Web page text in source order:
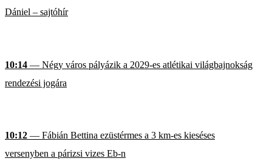
Dániel – sajtóhír
10:14 — Négy város pályázik a 2029-es atlétikai világbajnokság
rendezési jogára
10:12 — Fábián Bettina ezüstérmes a 3 km-es kieséses
versenyben a párizsi vizes Eb-n